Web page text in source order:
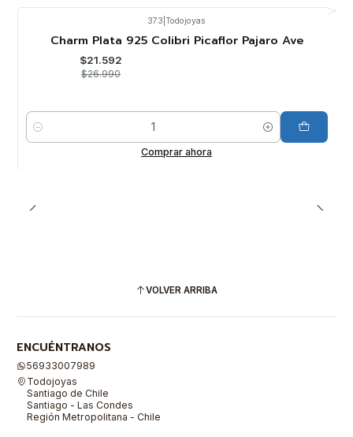
373 Todojoyas
Charm Plata 925 Colibri Picaflor Pajaro Ave
$21.592
$26.990
Cantidad
Comprar ahora
VOLVER ARRIBA
ENCUÉNTRANOS
56933007989
Todojoyas
Santiago de Chile
Santiago - Las Condes
Región Metropolitana - Chile